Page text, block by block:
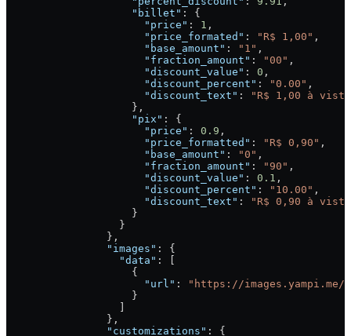
                    "billet"
: {
                      "price"
: 1 ,
                      "price_formated"
: "R$ 1,00" ,
                      "base_amount"
: "1" ,
                      "fraction_amount"
: "00" ,
                      "discount_value"
: 0 ,
                      "discount_percent"
: "0.00" ,
                      "discount_text"
:
"R$ 1,00 à vista
                    },
                    "pix"
: {
                      "price"
: 0.9 ,
                      "price_formatted"
: "R$ 0,90" ,
                      "base_amount"
: "0" ,
                      "fraction_amount"
: "90" ,
                      "discount_value"
: 0.1 ,
                      "discount_percent"
: "10.00" ,
                      "discount_text"
:
"R$ 0,90 à vista
                    }
                  }
                },
                "images"
: {
                  "data"
: [
                    {
                      "url"
:
"https://images.yampi.me/
                    }
                },
                "customizations"
: {